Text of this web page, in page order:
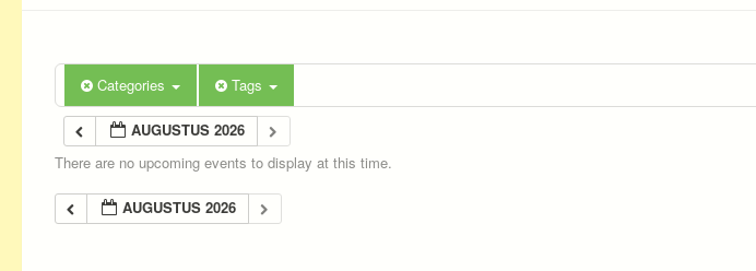
Categories Tags
AUGUSTUS 2026
There are no upcoming events to display at this time.
AUGUSTUS 2026